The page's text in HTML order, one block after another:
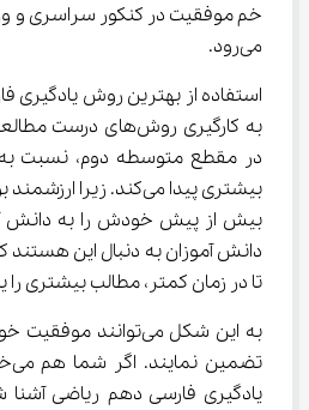
خم موفقیت در کنکور سراسری و
می‌رود.
استفاده از بهترین روش یادگیری
به کارگیری روش‌های
تا در زمان کمتر، مطالب بیشتری را
به این شکل می‌توانند